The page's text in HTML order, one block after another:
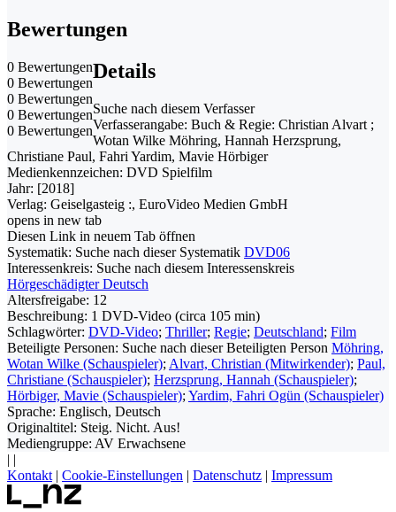
Bewertungen
0 Bewertungen
0 Bewertungen
0 Bewertungen
0 Bewertungen
0 Bewertungen
Details
Suche nach diesem Verfasser
Verfasserangabe: Buch & Regie: Christian Alvart ;
Wotan Wilke Möhring, Hannah Herzsprung,
Christiane Paul, Fahri Yardim, Mavie Hörbiger
Medienkennzeichen: DVD Spielfilm
Jahr: [2018]
Verlag: Geiselgasteig :, EuroVideo Medien GmbH
opens in new tab
Diesen Link in neuem Tab öffnen
Systematik: Suche nach dieser Systematik DVD06
Interessenkreis: Suche nach diesem Interessenskreis
Hörgeschädigter Deutsch
Altersfreigabe: 12
Beschreibung: 1 DVD-Video (circa 105 min)
Schlagwörter: DVD-Video; Thriller; Regie; Deutschland; Film
Beteiligte Personen: Suche nach dieser Beteiligten Person Möhring,
Wotan Wilke (Schauspieler); Alvart, Christian (Mitwirkender); Paul,
Christiane (Schauspieler); Herzsprung, Hannah (Schauspieler);
Hörbiger, Mavie (Schauspieler); Yardim, Fahri Ogün (Schauspieler)
Sprache: Englisch, Deutsch
Originaltitel: Steig. Nicht. Aus!
Mediengruppe: AV Erwachsene
| |
Kontakt | Cookie-Einstellungen | Datenschutz | Impressum